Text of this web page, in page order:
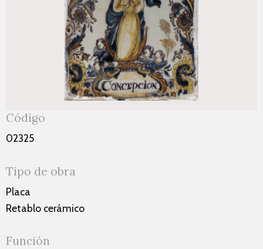
Código
02325
Tipo de obra
Placa
Retablo cerámico
Función